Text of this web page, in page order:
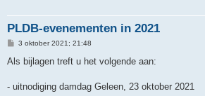
PLDB-evenementen in 2021
B
r
h
3 oktober 2021; 21:48
Als bijlagen treft u het volgende aan:
- uitnodiging damdag Geleen, 23 oktober 2021